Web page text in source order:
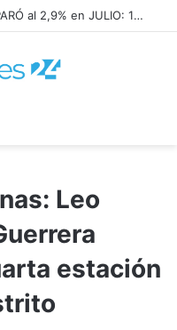
La INFLACIÓN de CABA se DISPARÓ al 2,9% en JULIO: 19,4% en 2026
Leo
estación